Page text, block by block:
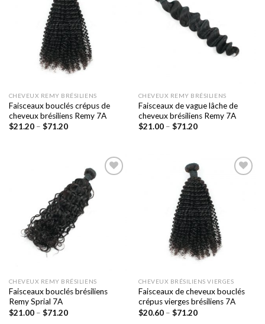
CHEVEUX REMY BRÉSILIENS
Faisceaux bouclés crépus de
cheveux brésiliens Remy 7A
$21.20– $71.20
CHEVEUX REMY BRÉSILIENS
Faisceaux de vague lâche de
cheveux brésiliens Remy 7A
$21.00– $71.20
CHEVEUX REMY BRÉSILIENS
Faisceaux bouclés brésiliens
Remy Sprial 7A
$21.00– $71.20
CHEVEUX BRÉSILIENS VIERGES
Faisceaux de cheveux bouclés
crépus vierges brésiliens 7A
$20.60– $71.20